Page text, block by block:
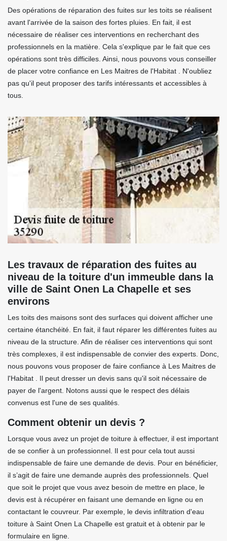
Des opérations de réparation des fuites sur les toits se réalisent
avant l'arrivée de la saison des fortes pluies. En fait, il est
nécessaire de réaliser ces interventions en recherchant des
professionnels en la matière. Cela s'explique par le fait que ces
opérations sont très difficiles. Ainsi, nous pouvons vous conseiller
de placer votre confiance en Les Maitres de l'Habitat . N'oubliez
pas qu'il peut proposer des tarifs intéressants et accessibles à
tous.
Les travaux de réparation des fuites au
niveau de la toiture d'un immeuble dans la
ville de Saint Onen La Chapelle et ses
environs
Les toits des maisons sont des surfaces qui doivent afficher une
certaine étanchéité. En fait, il faut réparer les différentes fuites au
niveau de la structure. Afin de réaliser ces interventions qui sont
très complexes, il est indispensable de convier des experts. Donc,
nous pouvons vous proposer de faire confiance à Les Maitres de
l'Habitat . Il peut dresser un devis sans qu'il soit nécessaire de
payer de l'argent. Notons aussi que le respect des délais
convenus est l'une de ses qualités.
Comment obtenir un devis ?
Lorsque vous avez un projet de toiture à effectuer, il est important
de se confier à un professionnel. Il est pour cela tout aussi
indispensable de faire une demande de devis. Pour en bénéficier,
il s’agit de faire une demande auprès des professionnels. Quel
que soit le projet que vous avez besoin de mettre en place, le
devis est à récupérer en faisant une demande en ligne ou en
contactant le couvreur. Par exemple, le devis infiltration d'eau
toiture à Saint Onen La Chapelle est gratuit et à obtenir par le
formulaire en ligne.